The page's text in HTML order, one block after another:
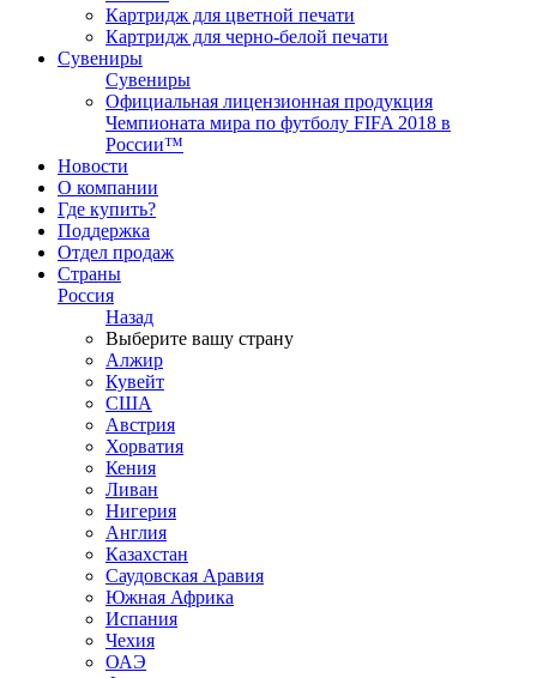
Картридж для цветной печати
Картридж для черно-белой печати
Сувениры
Сувениры
Официальная лицензионная продукция
Чемпионата мира по футболу FIFA 2018 в
России™
Новости
О компании
Где купить?
Поддержка
Отдел продаж
Страны
Россия
Назад
Выберите вашу страну
Алжир
Кувейт
США
Австрия
Хорватия
Кения
Ливан
Нигерия
Англия
Казахстан
Саудовская Аравия
Южная Африка
Испания
Чехия
ОАЭ